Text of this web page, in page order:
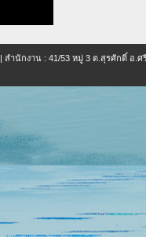
| สำนักงาน : 41/53 หมู่ 3 ต.สุรศักดิ์ อ.ศ